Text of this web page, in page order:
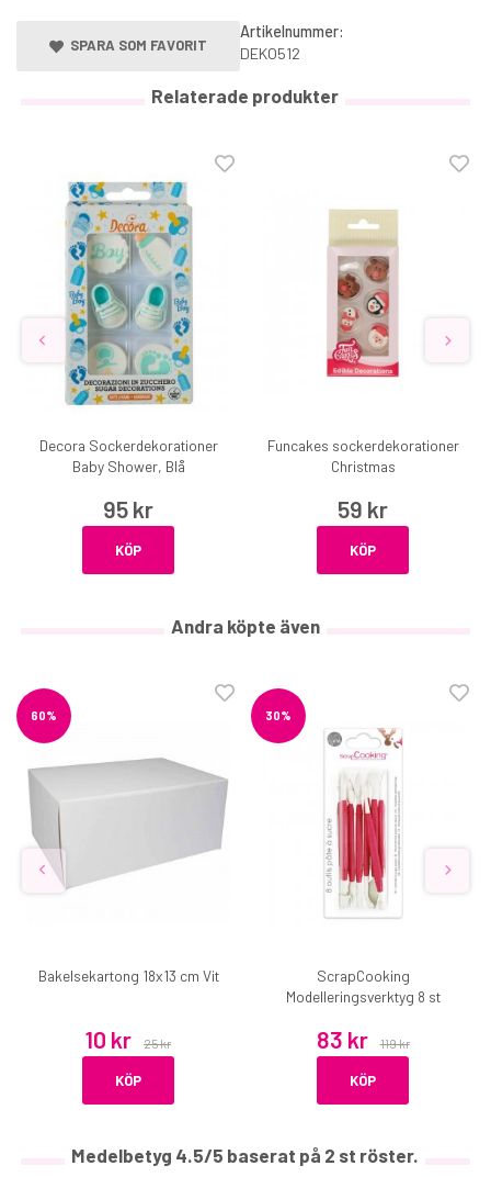
SPARA SOM FAVORIT
Artikelnummer:
DEKO512
Relaterade produkter
Decora Sockerdekorationer
Baby Shower, Blå
95 kr
KÖP
Funcakes sockerdekorationer
Christmas
59 kr
KÖP
Andra köpte även
60%
Bakelsekartong 18x13 cm Vit
10 kr 25 kr
KÖP
30%
ScrapCooking
Modelleringsverktyg 8 st
83 kr 119 kr
KÖP
Medelbetyg 4.5/5 baserat på 2 st röster.